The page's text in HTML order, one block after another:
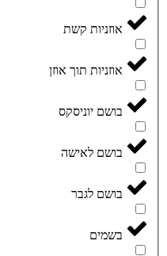
אוזניות קשת
אוזניות תוך אוזן
בושם יוניסקס
בושם לאישה
בושם לגבר
בשמים